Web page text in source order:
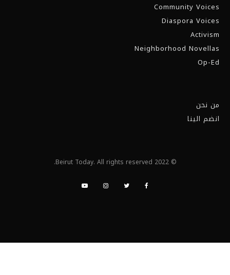
Community Voices
Diaspora Voices
Activism
Neighborhood Novellas
Op-Ed
من نحن
انضم الينا
© 2022 Beirut Today. All rights reserved.